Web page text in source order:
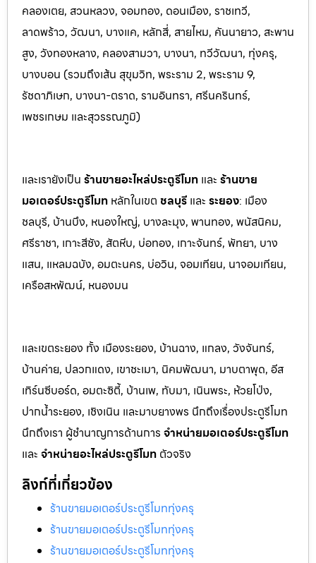
คลองเตย, สวนหลวง, จอมทอง, ดอนเมือง, ราชเทวี,
ลาดพร้าว, วัฒนา, บางแค, หลักสี่, สายไหม, คันนายาว, สะพาน
สูง, วังทองหลาง, คลองสามวา, บางนา, ทวีวัฒนา, ทุ่งครุ,
บางบอน (รวมถึงเส้น สุขุมวิท, พระราม 2, พระราม 9,
รัชดาภิเษก, บางนา-ตราด, รามอินทรา, ศรีนครินทร์,
เพชรเกษม และสุวรรณภูมิ)
และเรายังเป็น ร้านขายอะไหล่ประตูรีโมท และ ร้านขาย
มอเตอร์ประตูรีโมท หลักในเขต ชลบุรี และ ระยอง: เมือง
ชลบุรี, บ้านบึง, หนองใหญ่, บางละมุง, พานทอง, พนัสนิคม,
ศรีราชา, เกาะสีชัง, สัตหีบ, บ่อทอง, เกาะจันทร์, พัทยา, บาง
แสน, แหลมฉบัง, อมตะนคร, บ่อวิน, จอมเทียน, นาจอมเทียน,
เครือสหพัฒน์, หนองมน
และเขตระยอง ทั้ง เมืองระยอง, บ้านฉาง, แกลง, วังจันทร์,
บ้านค่าย, ปลวกแดง, เขาชะเมา, นิคมพัฒนา, มาบตาพุด, อีส
เทิร์นซีบอร์ด, อมตะซิตี้, บ้านเพ, ทับมา, เนินพระ, ห้วยโป่ง,
ปากน้ำระยอง, เชิงเนิน และมาบยางพร นึกถึงเรื่องประตูรีโมท
นึกถึงเรา ผู้ชำนาญการด้านการ จำหน่ายมอเตอร์ประตูรีโมท
และ จำหน่ายอะไหล่ประตูรีโมท ตัวจริง
ลิงก์ที่เกี่ยวข้อง
ร้านขายมอเตอร์ประตูรีโมททุ่งครุ
ร้านขายมอเตอร์ประตูรีโมททุ่งครุ
ร้านขายมอเตอร์ประตูรีโมททุ่งครุ